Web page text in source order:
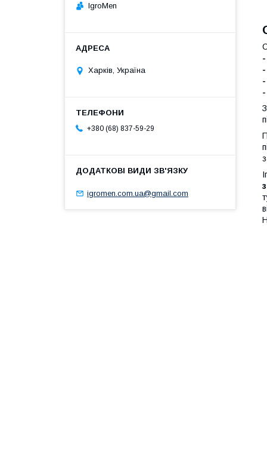
IgroMen
Харків, Україна
+380 (68) 837-59-29
igromen.com.ua@gmail.com